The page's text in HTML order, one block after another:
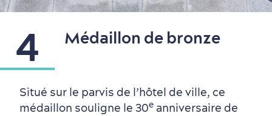
en amoureux
4 Médaillon de bronze
Situé sur le parvis de l’hôtel de ville, ce
médaillon souligne le 30e anniversaire de